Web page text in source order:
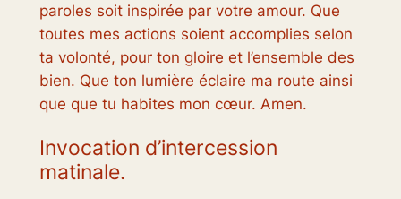
paroles soit inspirée par votre amour. Que
toutes mes actions soient accomplies selon
ta volonté, pour ton gloire et l’ensemble des
bien. Que ton lumière éclaire ma route ainsi
que que tu habites mon cœur. Amen.
Invocation d’intercession
matinale.